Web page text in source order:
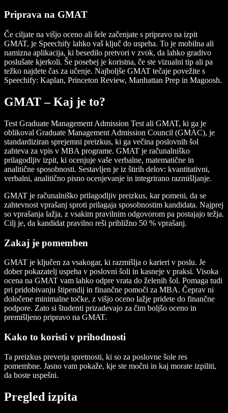
Priprava na GMAT
Če ciljate na višjo oceno ali šele začenjate s pripravo na izpit
GMAT, je Speechify lahko vaš ključ do uspeha. To je mobilna ali
namizna aplikacija, ki besedilo pretvori v zvok, da lahko gradivo
poslušate kjerkoli. Še posebej je koristna, če ste vizualni tip ali pa
težko najdete čas za učenje. Najboljše GMAT tečaje povežite s
Speechify: Kaplan, Princeton Review, Manhattan Prep in Magoosh.
GMAT – Kaj je to?
Test Graduate Management Admission Test ali GMAT, ki ga je
oblikoval Graduate Management Admission Council (GMAC), je
standardiziran sprejemni preizkus, ki ga večina poslovnih šol
zahteva za vpis v MBA programe. GMAT je računalniško
prilagodljiv izpit, ki ocenjuje vaše verbalne, matematične in
analitične sposobnosti. Sestavljen je iz štirih delov: kvantitativni,
verbalni, analitično pisno ocenjevanje in integrirano razmišljanje.
GMAT je računalniško prilagodljiv preizkus, kar pomeni, da se
zahtevnost vprašanj sproti prilagaja sposobnostim kandidata. Najprej
so vprašanja lažja, z vsakim pravilnim odgovorom pa postajajo težja.
Cilj je, da kandidat pravilno reši približno 50 % vprašanj.
Zakaj je pomemben
GMAT je ključen za vsakogar, ki razmišlja o karieri v poslu. Je
dober pokazatelj uspeha v poslovni šoli in kasneje v praksi. Visoka
ocena na GMAT vam lahko odpre vrata do želenih šol. Pomaga tudi
pri pridobivanju štipendij in finančne pomoči za MBA. Čeprav ni
določene minimalne točke, z višjo oceno lažje pridete do finančne
podpore. Zato si študenti prizadevajo za čim boljšo oceno in
premišljeno pripravo na GMAT.
Kako to koristi v prihodnosti
Ta preizkus preverja spretnosti, ki so za poslovne šole res
pomembne. Jasno vam pokaže, kje ste močni in kaj morate izpiliti,
da boste uspešni.
Pregled izpita